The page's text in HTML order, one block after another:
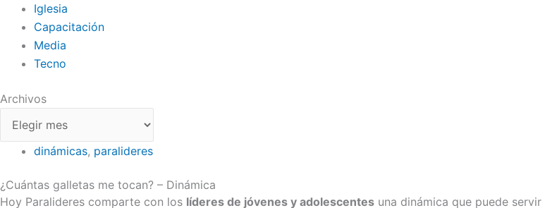
Iglesia
Capacitación
Media
Tecno
Archivos
dinámicas, paralideres
¿Cuántas galletas me tocan? – Dinámica
Hoy Paralideres comparte con los líderes de jóvenes y adolescentes una dinámica que puede servir